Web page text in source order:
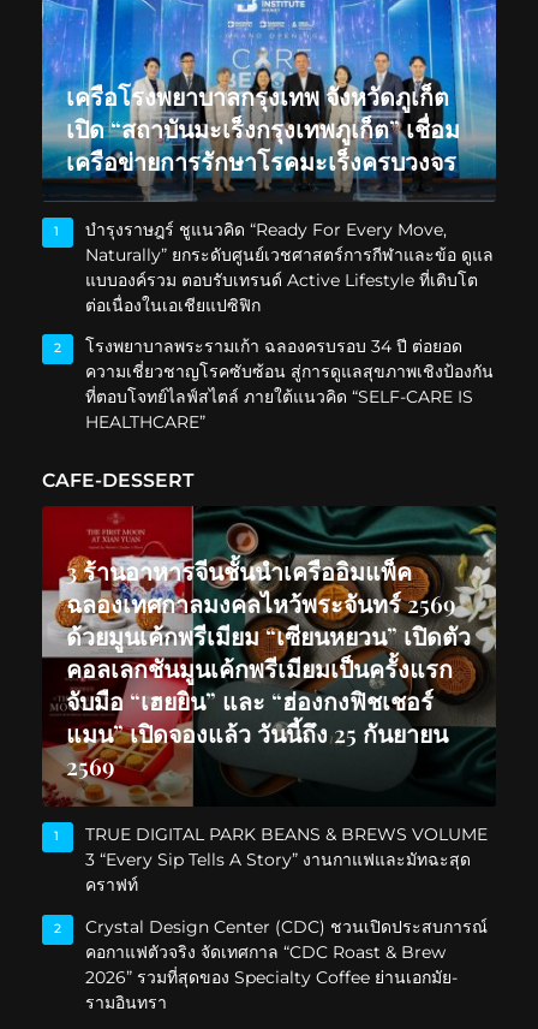
เครือโรงพยาบาลกรุงเทพ จังหวัดภูเก็ต
เปิด “สถาบันมะเร็งกรุงเทพภูเก็ต” เชื่อม
เครือข่ายการรักษาโรคมะเร็งครบวงจร
1
บำรุงราษฎร์ ชูแนวคิด “Ready For Every Move,
Naturally” ยกระดับศูนย์เวชศาสตร์การกีฬาและข้อ ดูแล
แบบองค์รวม ตอบรับเทรนด์ Active Lifestyle ที่เติบโต
ต่อเนื่องในเอเชียแปซิฟิก
2
โรงพยาบาลพระรามเก้า ฉลองครบรอบ 34 ปี ต่อยอด
ความเชี่ยวชาญโรคซับซ้อน สู่การดูแลสุขภาพเชิงป้องกัน
ที่ตอบโจทย์ไลฟ์สไตล์ ภายใต้แนวคิด “SELF-CARE IS
HEALTHCARE”
CAFE-DESSERT
3 ร้านอาหารจีนชั้นนำเครืออิมแพ็ค
ฉลองเทศกาลมงคลไหว้พระจันทร์ 2569
ด้วยมูนเค้กพรีเมียม “เซียนหยวน” เปิดตัว
คอลเลกชันมูนเค้กพรีเมียมเป็นครั้งแรก
จับมือ “เฮยยิน” และ “ฮ่องกงฟิชเชอร์
แมน” เปิดจองแล้ว วันนี้ถึง 25 กันยายน
2569
1
TRUE DIGITAL PARK BEANS & BREWS VOLUME
3 “Every Sip Tells A Story” งานกาแฟและมัทฉะสุด
คราฟท์
2
Crystal Design Center (CDC) ชวนเปิดประสบการณ์
คอกาแฟตัวจริง จัดเทศกาล “CDC Roast & Brew
2026” รวมที่สุดของ Specialty Coffee ย่านเอกมัย-
รามอินทรา